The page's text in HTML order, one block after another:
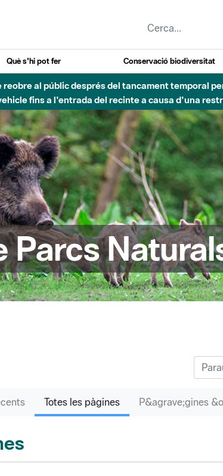
Què s'hi pot fer Conservació biodiversitat
al públic després del tancament temporal
fins a l'entrada del recinte a causa d'una
Parcs
Totes les pàgines